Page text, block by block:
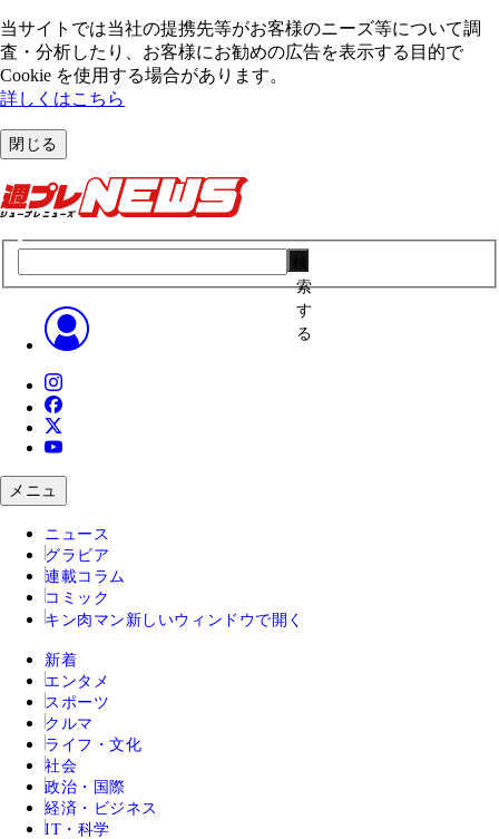
当サイトでは当社の提携先等がお客様のニーズ等について調
査・分析したり、お客様にお勧めの広告を表⽰する⽬的で
Cookie を使⽤する場合があります。
詳しくはこちら
閉じる
索
す
る
メニュ
ニュース
グラビア
連載コラム
コミック
キン肉マン 新しいウィンドウで開く
新着
エンタメ
スポーツ
クルマ
ライフ・文化
社会
政治・国際
経済・ビジネス
IT・科学